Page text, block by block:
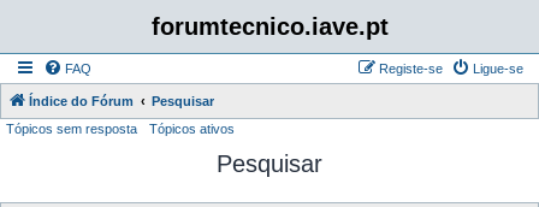
forumtecnico.iave.pt
FAQ Ligue-se
Registe-se
Índice do Fórum
Pesquisar
Tópicos sem resposta
Tópicos ativos
Pesquisar